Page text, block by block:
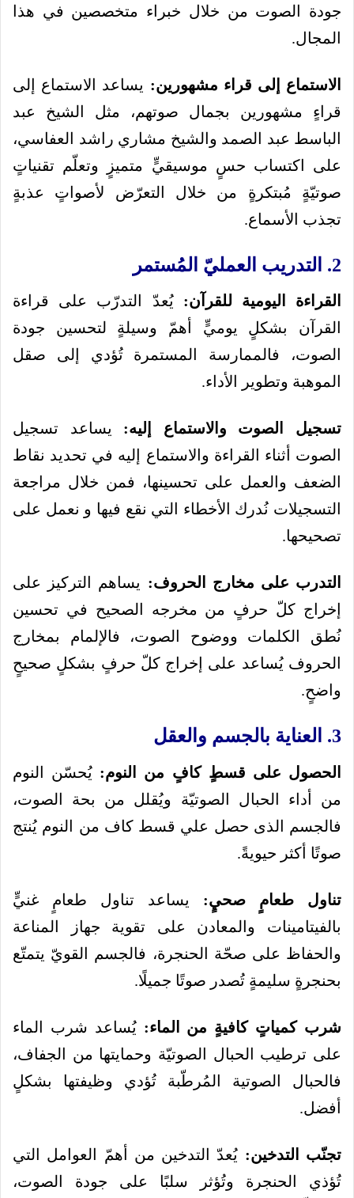
جودة الصوت من خلال خبراء متخصصين في هذا
المجال.
الاستماع إلى قراء مشهورين: يساعد الاستماع إلى
قراءٍ مشهورين بجمال صوتهم، مثل الشيخ عبد
الباسط عبد الصمد والشيخ مشاري راشد العفاسي،
على اكتساب حسٍ موسيقيٍّ متميزٍ وتعلّم تقنياتٍ
صوتيّةٍ مُبتكرةٍ من خلال التعرّض لأصواتٍ عذبةٍ
تجذب الأسماع.
2. التدريب العمليّ المُستمر
القراءة اليومية للقرآن: يُعدّ التدرّب على قراءة
القرآن بشكلٍ يوميٍّ أهمّ وسيلةٍ لتحسين جودة
الصوت، فالممارسة المستمرة تُؤدي إلى صقل
الموهبة وتطوير الأداء.
تسجيل الصوت والاستماع إليه: يساعد تسجيل
الصوت أثناء القراءة والاستماع إليه في تحديد نقاط
الضعف والعمل على تحسينها، فمن خلال مراجعة
التسجيلات نُدرك الأخطاء التي نقع فيها و نعمل على
تصحيحها.
التدرب على مخارج الحروف: يساهم التركيز على
إخراج كلّ حرفٍ من مخرجه الصحيح في تحسين
نُطق الكلمات ووضوح الصوت، فالإلمام بمخارج
الحروف يُساعد على إخراج كلّ حرفٍ بشكلٍ صحيحٍ
واضحٍ.
3. العناية بالجسم والعقل
الحصول على قسطٍ كافٍ من النوم: يُحسّن النوم
من أداء الحبال الصوتيّة ويُقلل من بحة الصوت،
فالجسم الذى حصل علي قسط كاف من النوم يُنتج
صوتًا أكثر حيويةً.
تناول طعامٍ صحيٍ: يساعد تناول طعامٍ غنيٍّ
بالفيتامينات والمعادن على تقوية جهاز المناعة
والحفاظ على صحّة الحنجرة، فالجسم القويّ يتمتّع
بحنجرةٍ سليمةٍ تُصدر صوتًا جميلًا.
شرب كمياتٍ كافيةٍ من الماء: يُساعد شرب الماء
على ترطيب الحبال الصوتيّة وحمايتها من الجفاف،
فالحبال الصوتية المُرطّبة تُؤدي وظيفتها بشكلٍ
أفضل.
تجنّب التدخين: يُعدّ التدخين من أهمّ العوامل التي
تُؤذي الحنجرة وتُؤثر سلبًا على جودة الصوت،